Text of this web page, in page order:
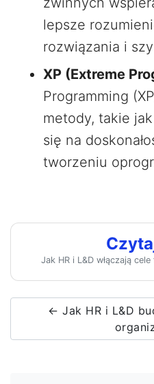
lepsze
rozwiązania i
XP (Extreme
Programming
metody, takie
się na
tworzeniu
Jak HR i L&D włączają
← Jak HR i L&D